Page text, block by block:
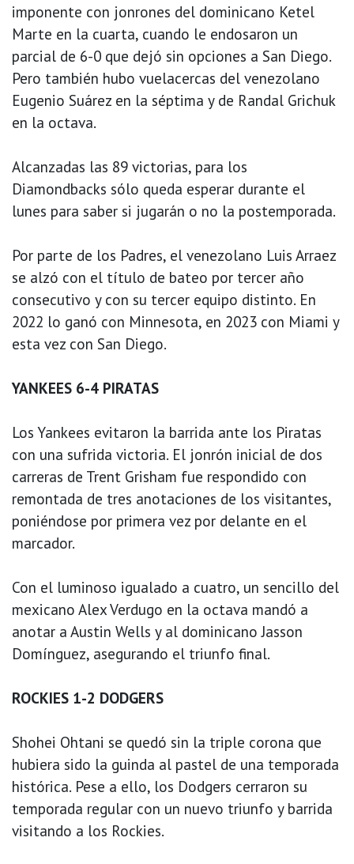
imponente con jonrones del dominicano Ketel
Marte en la cuarta, cuando le endosaron un
parcial de 6-0 que dejó sin opciones a San Diego.
Pero también hubo vuelacercas del venezolano
Eugenio Suárez en la séptima y de Randal Grichuk
en la octava.
Alcanzadas las 89 victorias, para los
Diamondbacks sólo queda esperar durante el
lunes para saber si jugarán o no la postemporada.
Por parte de los Padres, el venezolano Luis Arraez
se alzó con el título de bateo por tercer año
consecutivo y con su tercer equipo distinto. En
2022 lo ganó con Minnesota, en 2023 con Miami y
esta vez con San Diego.
YANKEES 6-4 PIRATAS
Los Yankees evitaron la barrida ante los Piratas
con una sufrida victoria. El jonrón inicial de dos
carreras de Trent Grisham fue respondido con
remontada de tres anotaciones de los visitantes,
poniéndose por primera vez por delante en el
marcador.
Con el luminoso igualado a cuatro, un sencillo del
mexicano Alex Verdugo en la octava mandó a
anotar a Austin Wells y al dominicano Jasson
Domínguez, asegurando el triunfo final.
ROCKIES 1-2 DODGERS
Shohei Ohtani se quedó sin la triple corona que
hubiera sido la guinda al pastel de una temporada
histórica. Pese a ello, los Dodgers cerraron su
temporada regular con un nuevo triunfo y barrida
visitando a los Rockies.